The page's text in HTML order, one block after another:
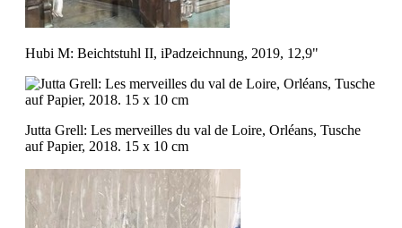
Hubi M: Beichtstuhl II, iPadzeichnung, 2019, 12,9"
Jutta Grell: Les merveilles du val de Loire, Orléans, Tusche
auf Papier, 2018. 15 x 10 cm